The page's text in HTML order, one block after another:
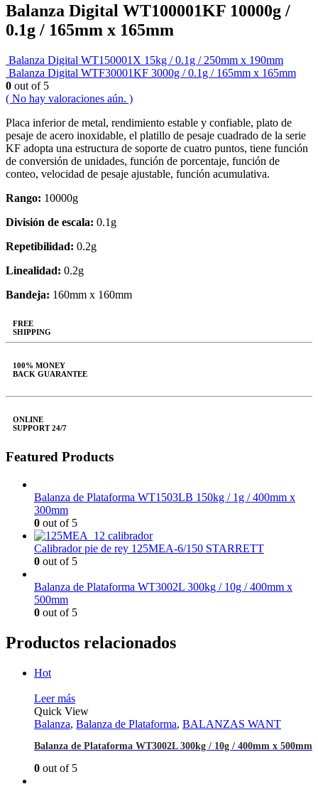
Balanza Digital WT100001KF 10000g /
0.1g / 165mm x 165mm
Balanza Digital WT150001X 15kg / 0.1g / 250mm x 190mm
Balanza Digital WTF30001KF 3000g / 0.1g / 165mm x 165mm
0 out of 5
( No hay valoraciones aún. )
Placa inferior de metal, rendimiento estable y confiable, plato de
pesaje de acero inoxidable, el platillo de pesaje cuadrado de la serie
KF adopta una estructura de soporte de cuatro puntos, tiene función
de conversión de unidades, función de porcentaje, función de
conteo, velocidad de pesaje ajustable, función acumulativa.
Rango: 10000g
División de escala: 0.1g
Repetibilidad: 0.2g
Linealidad: 0.2g
Bandeja: 160mm x 160mm
FREE
SHIPPING
100% MONEY
BACK GUARANTEE
ONLINE
SUPPORT 24/7
Featured Products
Balanza de Plataforma WT1503LB 150kg / 1g / 400mm x
300mm
0 out of 5
Calibrador pie de rey 125MEA-6/150 STARRETT
0 out of 5
Balanza de Plataforma WT3002L 300kg / 10g / 400mm x
500mm
0 out of 5
Productos relacionados
Hot
Leer más
Quick View
Balanza, Balanza de Plataforma, BALANZAS WANT
Balanza de Plataforma WT3002L 300kg / 10g / 400mm x 500mm
0 out of 5